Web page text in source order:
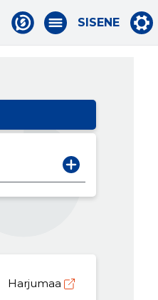
SISENE
Harjumaa